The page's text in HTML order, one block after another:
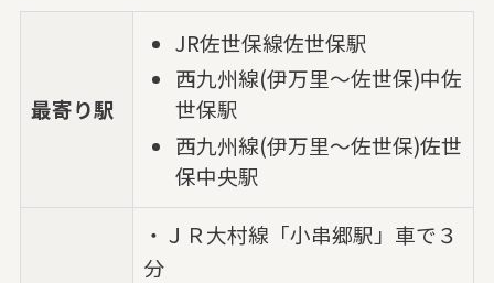
最寄り駅
JR佐世保線佐世保駅
西九州線(伊万里～佐世保)中佐
世保駅
西九州線(伊万里～佐世保)佐世
保中央駅
・ＪＲ大村線「小串郷駅」車で３
分